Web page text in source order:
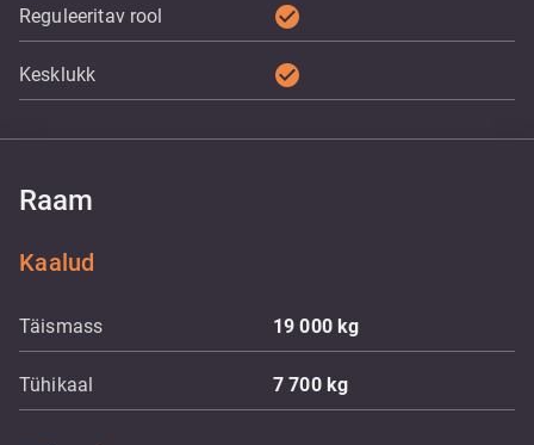
Reguleeritav rool check_circle
Kesklukk check_circle
Raam
Kaalud
Täismass 19 000kg
Tühikaal 7 700 kg